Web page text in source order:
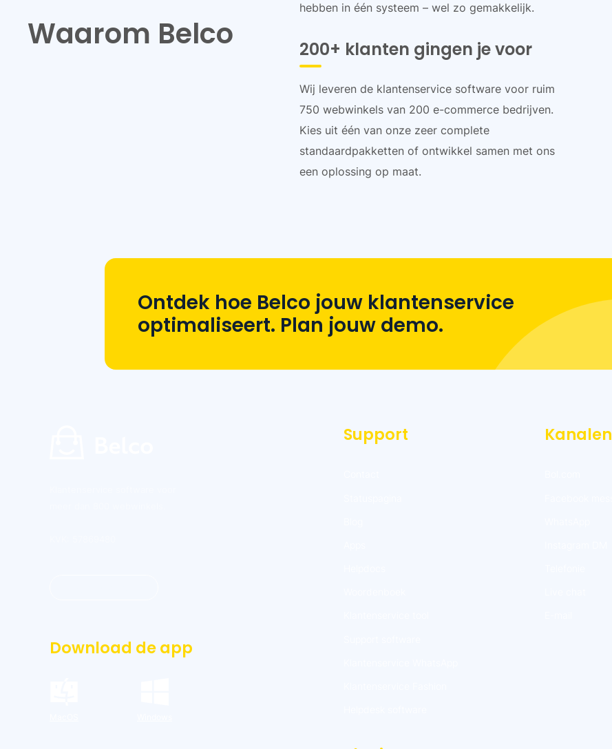
Waarom Belco
hebben in één systeem – wel zo gemakkelijk.
200+ klanten gingen je voor
Wij leveren de klantenservice software voor ruim
750 webwinkels van 200 e-commerce bedrijven.
Kies uit één van onze zeer complete
standaardpakketten of ontwikkel samen met ons
een oplossing op maat.
Ontdek hoe Belco jouw klantenservice
optimaliseert. Plan jouw demo.
Download de app
Support Kanalen